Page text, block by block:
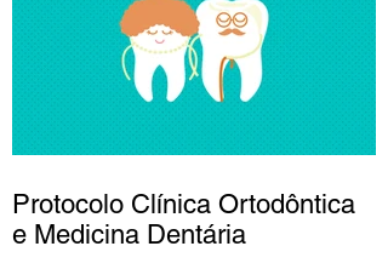
Protocolo Clínica Ortodôntica
e Medicina Dentária